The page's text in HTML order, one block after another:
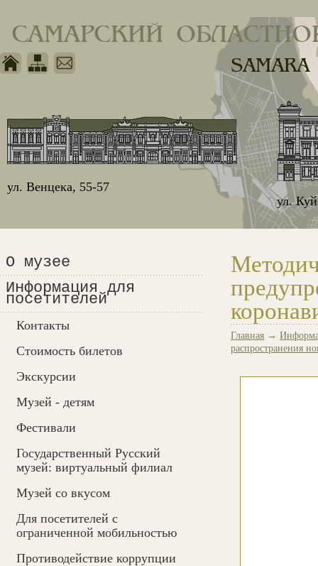
САМАРСКИЙ
ул.
ул. Венцека, 55-57
О музее
Информация для
посетителей
Контакты
Cтоимость билетов
Экскурсии
Музей - детям
Фестивали
Государственный Русский
музей: виртуальный филиал
Музей со вкусом
Для посетителей с
ограниченной мобильностью
Противодействие коррупции
Главная →
распространения